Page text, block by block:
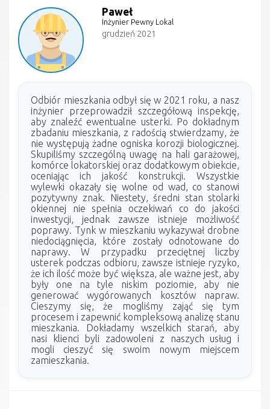
Paweł
Inżynier Pewny Lokal
grudzień 2021
Odbiór mieszkania odbył się w 2021 roku, a nasz
inżynier przeprowadził szczegółową inspekcję,
aby znaleźć ewentualne usterki. Po dokładnym
zbadaniu mieszkania, z radością stwierdzamy, że
nie występują żadne ogniska korozji biologicznej.
Skupiliśmy szczególną uwagę na hali garażowej,
komórce lokatorskiej oraz dodatkowym obiekcie,
oceniając ich jakość konstrukcji. Wszystkie
wylewki okazały się wolne od wad, co stanowi
pozytywny znak. Niestety, średni stan stolarki
okiennej nie spełnia oczekiwań co do jakości
inwestycji, jednak zawsze istnieje możliwość
poprawy. Tynk w mieszkaniu wykazywał drobne
niedociągnięcia, które zostały odnotowane do
naprawy. W przypadku przeciętnej liczby
usterek podczas odbioru, zawsze istnieje ryzyko,
że ich ilość może być większa, ale ważne jest, aby
były one na tyle niskim poziomie, aby nie
generować wygórowanych kosztów napraw.
Cieszymy się, że mogliśmy zająć się tym
procesem i zapewnić kompleksową analizę stanu
mieszkania. Dokładamy wszelkich starań, aby
nasi klienci byli zadowoleni z naszych usług i
mogli cieszyć się swoim nowym miejscem
zamieszkania.